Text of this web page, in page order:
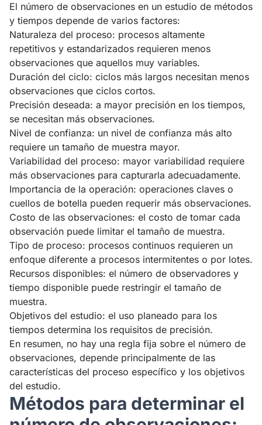
El número de observaciones en un estudio de métodos
y tiempos depende de varios factores:
Naturaleza del proceso: procesos altamente
repetitivos y estandarizados requieren menos
observaciones que aquellos muy variables.
Duración del ciclo: ciclos más largos necesitan menos
observaciones que ciclos cortos.
Precisión deseada: a mayor precisión en los tiempos,
se necesitan más observaciones.
Nivel de confianza: un nivel de confianza más alto
requiere un tamaño de muestra mayor.
Variabilidad del proceso: mayor variabilidad requiere
más observaciones para capturarla adecuadamente.
Importancia de la operación: operaciones claves o
cuellos de botella pueden requerir más observaciones.
Costo de las observaciones: el costo de tomar cada
observación puede limitar el tamaño de muestra.
Tipo de proceso: procesos continuos requieren un
enfoque diferente a procesos intermitentes o por lotes.
Recursos disponibles: el número de observadores y
tiempo disponible puede restringir el tamaño de
muestra.
Objetivos del estudio: el uso planeado para los
tiempos determina los requisitos de precisión.
En resumen, no hay una regla fija sobre el número de
observaciones, depende principalmente de las
características del proceso específico y los objetivos
del estudio.
Métodos para determinar el